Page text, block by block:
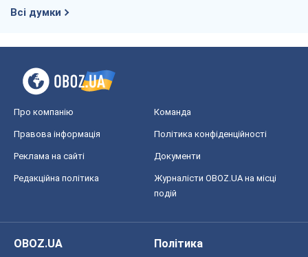
Всі думки
Про компанію Команда
Правова інформація Політика конфіденційності
Реклама на сайті Документи
Редакційна політика
Журналісти OBOZ.UA на місці
подій
OBOZ.UA
Політика